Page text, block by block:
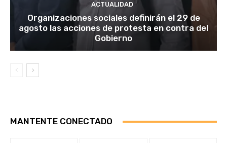
ACTUALIDAD
Organizaciones sociales definirán el 29 de
agosto las acciones de protesta en contra del
Gobierno
MANTENTE CONECTADO